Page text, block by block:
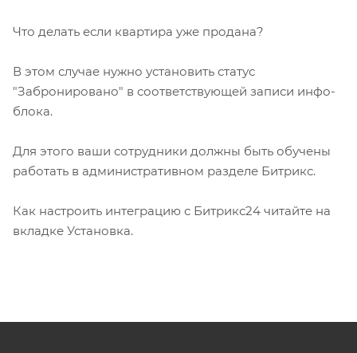
Что делать если квартира уже продана?
В этом случае нужно установить статус
"Забронировано" в соответствующей записи инфо-
блока.
Для этого ваши сотрудники должны быть обучены
работать в административном разделе Битрикс.
Как настроить интеграцию с Битрикс24 читайте на
вкладке Установка.